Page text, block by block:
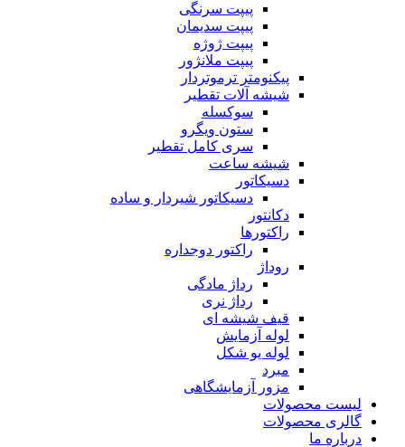
پیپت سرنگی
پیپت سدیمان
پیپت ژوژه
پیپت ملانژور
پیکنومتر ترموتردار
شیشه آلات تقطیر
سوکسله
ستون ویگرو
سری کامل تقطیر
شیشه ساعت
دسیکاتور
دسیکاتور شیردار و ساده
دکانتور
راکتورها
راکتور دوجداره
روداژ
رداژ مادگی
رداژ نری
قیف شیشه ای
لوله آزمایش
لوله یو شکل
مبرد
مزور آزمایشگاهی
لیست محصولات
گالری محصولات
درباره ما